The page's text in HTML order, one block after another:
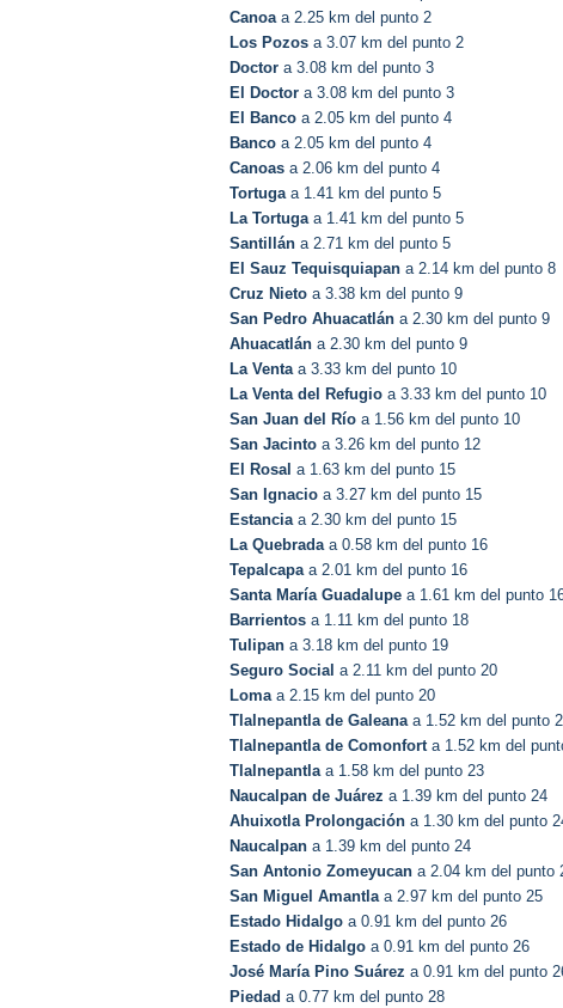
Canoaa 2.25 km del punto 2
Los Pozos a 3.07 km del punto 2
Doctor a 3.08 km del punto 3
El Doctor a 3.08 km del punto 3
El Banco a 2.05 km del punto 4
Banco a 2.05 km del punto 4
Canoas a 2.06 km del punto 4
Tortugaa 1.41 km del punto 5
La Tortugaa 1.41 km del punto 5
Santillán a 2.71 km del punto 5
El Sauz Tequisquiapan a 2.14 km del punto 8
Cruz Nieto a 3.38 km del punto 9
San Pedro Ahuacatlán a 2.30 km del punto 9
Ahuacatlán a 2.30 km del punto 9
La Ventaa 3.33 km del punto 10
La Venta del Refugio a 3.33 km del punto 10
San Juan del Río a 1.56 km del punto 10
San Jacinto a 3.26 km del punto 12
El Rosal a 1.63 km del punto 15
San Ignacio a 3.27 km del punto 15
Estanciaa 2.30 km del punto 15
La Quebradaa 0.58 km del punto 16
Tepalcapaa 2.01 km del punto 16
Santa María Guadalupe a 1.61 km del punto
Barrientos a 1.11 km del punto 18
Tulipan a 3.18 km del punto 19
Seguro Social a 2.11 km del punto 20
Lomaa 2.15 km del punto 20
Tlalnepantla de Galeanaa 1.52 km del punto
Tlalnepantla de Comonforta 1.52 km del
Tlalnepantlaa 1.58 km del punto 23
Naucalpan de Juárez a 1.39 km del punto 24
Ahuixotla Prolongación a 1.30 km del punto
Naucalpan a 1.39 km del punto 24
San Antonio Zomeyucan a 2.04 km del punto
San Miguel Amantlaa 2.97 km del punto 25
Estado Hidalgo a 0.91 km del punto 26
Estado de Hidalgo a 0.91 km del punto 26
José María Pino Suárez a 0.91 km del punto
Piedad a 0.77 km del punto 28